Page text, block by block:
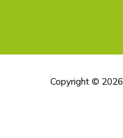
Copyright © 2026